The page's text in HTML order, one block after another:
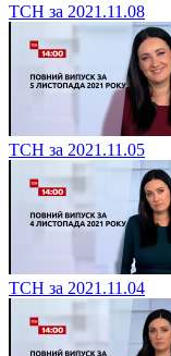
ТСН за 2021.11.08
ТСН за 2021.11.05
ТСН за 2021.11.04